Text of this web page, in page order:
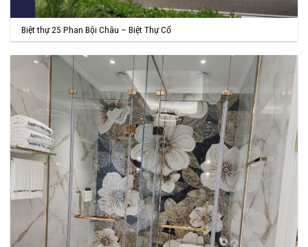
Biệt thự 25 Phan Bội Châu – Biệt Thự Cổ